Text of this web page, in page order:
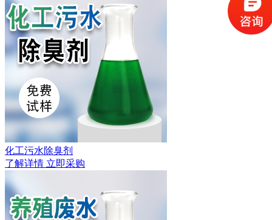
化工污水除臭剂
了解详情 立即采购